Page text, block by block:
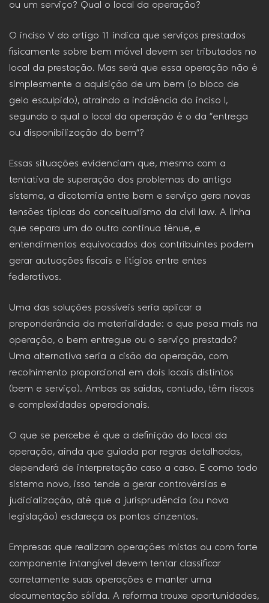
ou um serviço? Qual o local da operação?
O inciso V do artigo 11 indica que serviços prestados
fisicamente sobre bem móvel devem ser tributados no
local da prestação. Mas será que essa operação não é
simplesmente a aquisição de um bem (o bloco de
gelo esculpido), atraindo a incidência do inciso I,
segundo o qual o local da operação é o da “entrega
ou disponibilização do bem”?
Essas situações evidenciam que, mesmo com a
tentativa de superação dos problemas do antigo
sistema, a dicotomia entre bem e serviço gera novas
tensões típicas do conceitualismo da civil law. A linha
que separa um do outro continua tênue, e
entendimentos equivocados dos contribuintes podem
gerar autuações fiscais e litígios entre entes
federativos.
Uma das soluções possíveis seria aplicar a
preponderância da materialidade: o que pesa mais na
operação, o bem entregue ou o serviço prestado?
Uma alternativa seria a cisão da operação, com
recolhimento proporcional em dois locais distintos
(bem e serviço). Ambas as saídas, contudo, têm riscos
e complexidades operacionais.
O que se percebe é que a definição do local da
operação, ainda que guiada por regras detalhadas,
dependerá de interpretação caso a caso. E como todo
sistema novo, isso tende a gerar controvérsias e
judicialização, até que a jurisprudência (ou nova
legislação) esclareça os pontos cinzentos.
Empresas que realizam operações mistas ou com forte
componente intangível devem tentar classificar
corretamente suas operações e manter uma
documentação sólida. A reforma trouxe oportunidades,